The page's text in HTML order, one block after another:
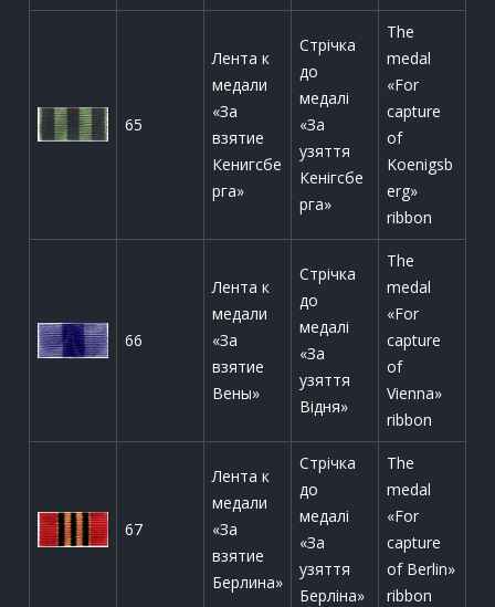
65
Лента к
медали
«За
взятие
Кенигсбе
рга»
Стрічка
до
медалі
«За
узяття
Кенігсбе
рга»
The
medal
«For
capture
of
Koenigsb
erg»
ribbon
66
Лента к
медали
«За
взятие
Вены»
Стрічка
до
медалі
«За
узяття
Відня»
The
medal
«For
capture
of
Vienna»
ribbon
67
Лента к
медали
«За
взятие
Берлина»
Стрічка
до
медалі
«За
узяття
Берліна»
The
medal
«For
capture
of Berlin»
ribbon